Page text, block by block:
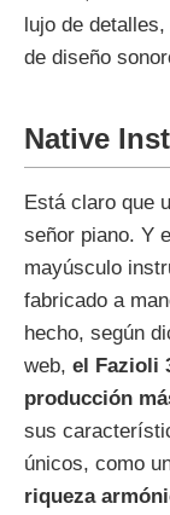
lujo de
de diseño
Native
Está claro que
señor piano. Y
mayúsculo
fabricado a
hecho, según
web, el Fazioli
producción
sus
únicos, como
riqueza